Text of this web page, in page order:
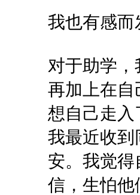
我也有感而
对于助学
再加上在
想自己走入
我最近收
安。我觉
信，生怕